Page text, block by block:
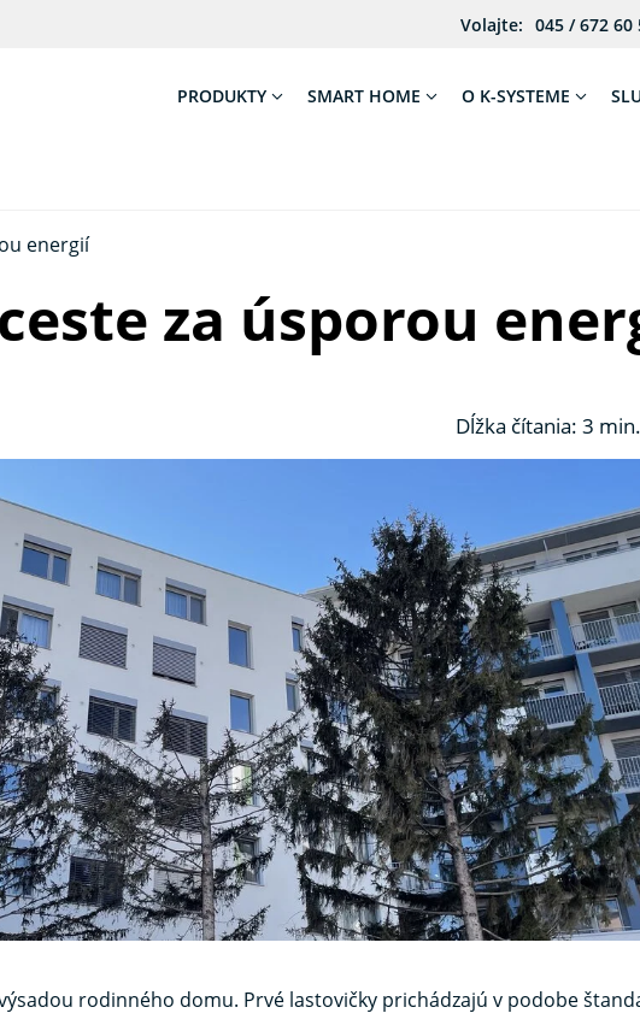
Volajte: 045 / 672 60
PRODUKTY SMART HOME O K-SYSTEME
energií
za úsporou
Dĺžka čítania: 3
rodinného domu. Prvé lastovičky prichádzajú v podobe